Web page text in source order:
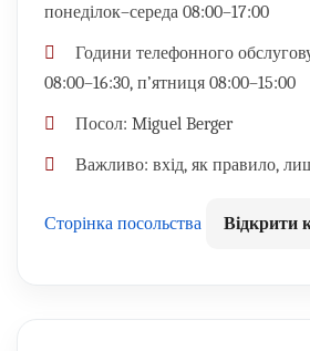
понеділок–середа 08:00–17:00
Години телефонного
08:00–16:30, п’ятниця 08:00–15:00
Посол: Miguel Berger
Важливо: вхід, як правило,
Сторінка посольства Відкрити